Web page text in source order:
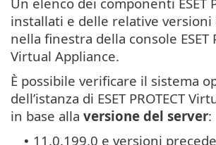
installati e delle relative versioni
nella finestra della console ESET
Virtual Appliance.
È possibile verificare il sistema
dell’istanza di ESET PROTECT
in base alla versione del server:
• 11.0.199.0 e versioni